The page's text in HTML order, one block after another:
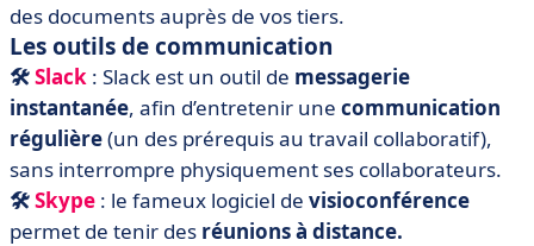
des documents auprès de vos tiers.
Les outils de communication
🛠️Slack : Slack est un outil de messagerie
instantanée, afin d’entretenir une communication
régulière(un des prérequis au travail collaboratif),
sans interrompre physiquement ses collaborateurs.
🛠️Skype : le fameux logiciel de visioconférence
permet de tenir des réunions à distance.